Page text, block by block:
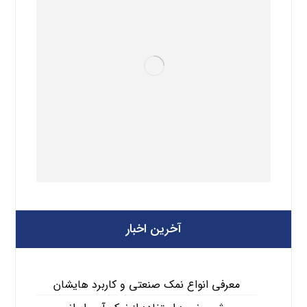
آخرین اخبار
معرفی انواع نمک صنعتی و کاربرد هایشان